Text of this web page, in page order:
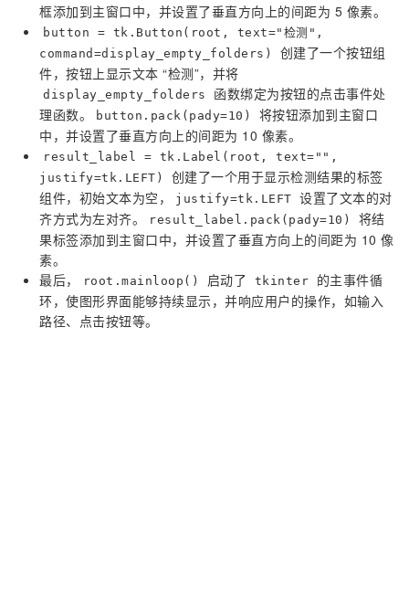
框添加到主窗口中，并设置了垂直方向上的间距为 5 像素。
button = tk.Button(root, text="检测",
command=display_empty_folders)
创建了一个按钮组
件，按钮上显示文本 “检测”，并将
display_empty_folders
函数绑定为按钮的点击事件处
理函数。
button.pack(pady=10)
将按钮添加到主窗口
中，并设置了垂直方向上的间距为 10 像素。
result_label = tk.Label(root, text="",
justify=tk.LEFT)
创建了一个用于显示检测结果的标签
组件，初始文本为空，
justify=tk.LEFT 设置了文本的对
齐方式为左对齐。
result_label.pack(pady=10)
将结
果标签添加到主窗口中，并设置了垂直方向上的间距为 10 像
素。
最后，
root.mainloop() 启动了 tkinter
的主事件循
环，使图形界面能够持续显示，并响应用户的操作，如输入
路径、点击按钮等。